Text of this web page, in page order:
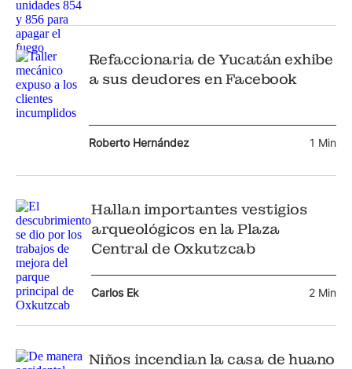
Refaccionaria de Yucatán exhibe
a sus deudores en Facebook
Roberto Hernández 1 Min
Hallan importantes vestigios
arqueológicos en la Plaza
Central de Oxkutzcab
Carlos Ek 2 Min
Niños incendian la casa de huano